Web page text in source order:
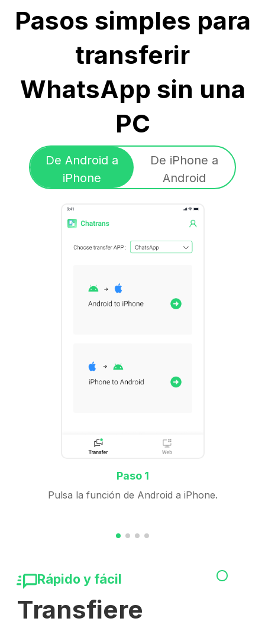
Pasos simples para
transferir
WhatsApp sin una
PC
De Android a
iPhone
De iPhone a
Android
Paso 1
Pulsa la función de Android a iPhone.
Rápido y fácil
Transfiere